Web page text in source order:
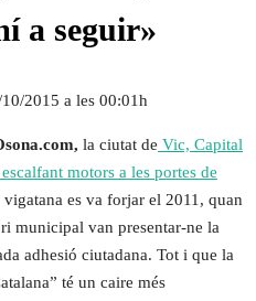
a seguir»
2015 a les 00:01h
la ciutat de Vic, Capital
motors a les portes de
es va forjar el 2011, quan
municipal van presentar-ne la
adhesió ciutadana. Tot i que la
té un caire més